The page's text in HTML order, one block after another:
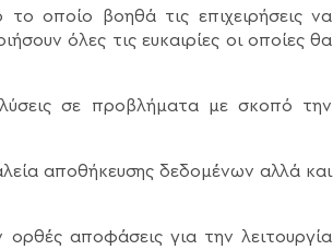
το οποίο βοηθά τις επιχειρήσεις να
όλες τις ευκαιρίες οι οποίες θα
λύσεις σε προβλήματα με σκοπό την
αποθήκευσης δεδομένων αλλά και
ορθές αποφάσεις για την λειτουργία